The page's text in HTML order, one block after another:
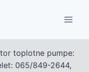
toplotne pumpe:
065/849-2644,